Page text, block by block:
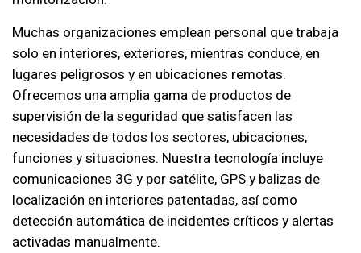
Muchas organizaciones emplean personal que trabaja
solo en interiores, exteriores, mientras conduce, en
lugares peligrosos y en ubicaciones remotas.
Ofrecemos una amplia gama de productos de
supervisión de la seguridad que satisfacen las
necesidades de todos los sectores, ubicaciones,
funciones y situaciones. Nuestra tecnología incluye
comunicaciones 3G y por satélite, GPS y balizas de
localización en interiores patentadas, así como
detección automática de incidentes críticos y alertas
activadas manualmente.